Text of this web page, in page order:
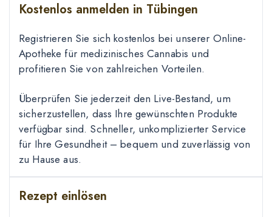
Kostenlos anmelden in Tübingen
Registrieren Sie sich kostenlos bei unserer Online-
Apotheke für medizinisches Cannabis und
profitieren Sie von zahlreichen Vorteilen.
Überprüfen Sie jederzeit den Live-Bestand, um
sicherzustellen, dass Ihre gewünschten Produkte
verfügbar sind. Schneller, unkomplizierter Service
für Ihre Gesundheit – bequem und zuverlässig von
zu Hause aus.
Rezept einlösen